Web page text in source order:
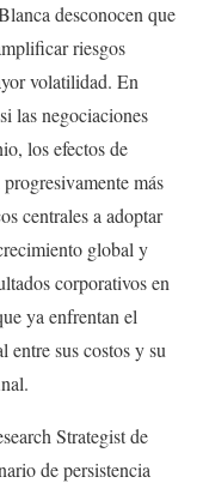
desconocen que
riesgos
volatilidad. En
las negociaciones
los efectos de
más
centrales a adoptar
global y
corporativos en
ya enfrentan el
entre sus costos y su
Strategist de
de persistencia